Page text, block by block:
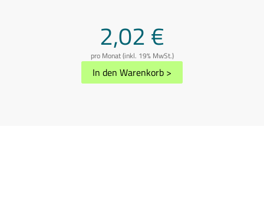
2,02 €
pro Monat (inkl. 19% MwSt.)
In den Warenkorb >